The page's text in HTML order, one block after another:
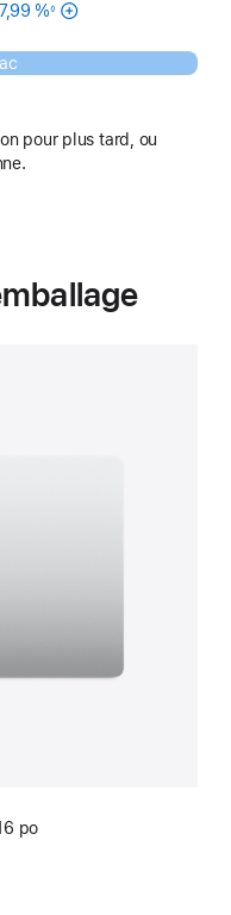
%◊
pour plus tard, ou
po